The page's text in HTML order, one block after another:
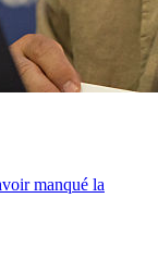
manqué la